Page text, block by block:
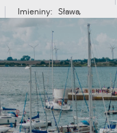
Imieniny: Sława,
Jakub, Stefan
MIESZKANIEC